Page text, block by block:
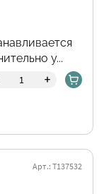
у...
+
Арт.: Т137532